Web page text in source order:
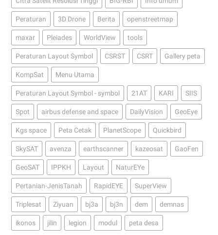
Peraturan 3D Drone Berita openstreetmap
maxar Pleiades WorldView tools
Peraturan Layout Symbol CSRST CSRT Gallery peta
KompSat Menu Utama
Peraturan Layout Symbol - symbol 21AT KARI SIIS
Spot airbus defense and space DailyVision GeoEye
Kgs space Peta Cetak PlanetScope Quickbird
SkySAT avenza earthscanner kazeosat GaoFen
GeoSAT IPPKH Layout NaturEYe
Pertanian-JenisTanah RapidEYE SuperView
Triplesat Ziyuan bj3a bj3n dem demnas
ikonos jilin legion modul peta desa